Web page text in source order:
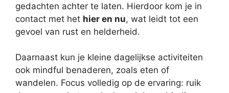
gedachten achter te laten. Hierdoor kom je in
contact met het hier en nu, wat leidt tot een
gevoel van rust en helderheid.
Daarnaast kun je kleine dagelijkse activiteiten
ook mindful benaderen, zoals eten of
wandelen. Focus volledig op de ervaring: ruik